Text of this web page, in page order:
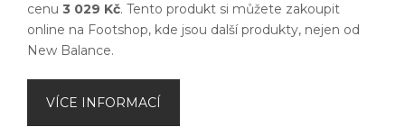
cenu 3 029 Kč. Tento produkt si můžete zakoupit
online na Footshop, kde jsou další produkty, nejen od
New Balance.
VÍCE INFORMACÍ